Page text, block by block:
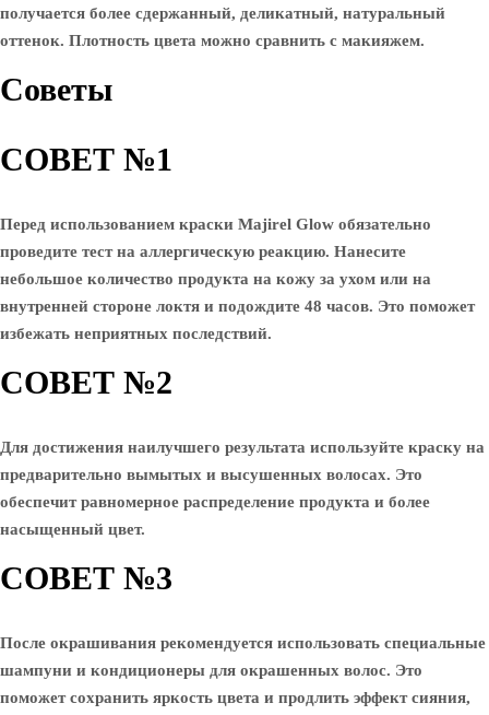
получается более сдержанный, деликатный, натуральный
оттенок. Плотность цвета можно сравнить с макияжем.
Советы
СОВЕТ №1
Перед использованием краски Majirel Glow обязательно
проведите тест на аллергическую реакцию. Нанесите
небольшое количество продукта на кожу за ухом или на
внутренней стороне локтя и подождите 48 часов. Это поможет
избежать неприятных последствий.
СОВЕТ №2
Для достижения наилучшего результата используйте краску на
предварительно вымытых и высушенных волосах. Это
обеспечит равномерное распределение продукта и более
насыщенный цвет.
СОВЕТ №3
После окрашивания рекомендуется использовать специальные
шампуни и кондиционеры для окрашенных волос. Это
поможет сохранить яркость цвета и продлить эффект сияния,